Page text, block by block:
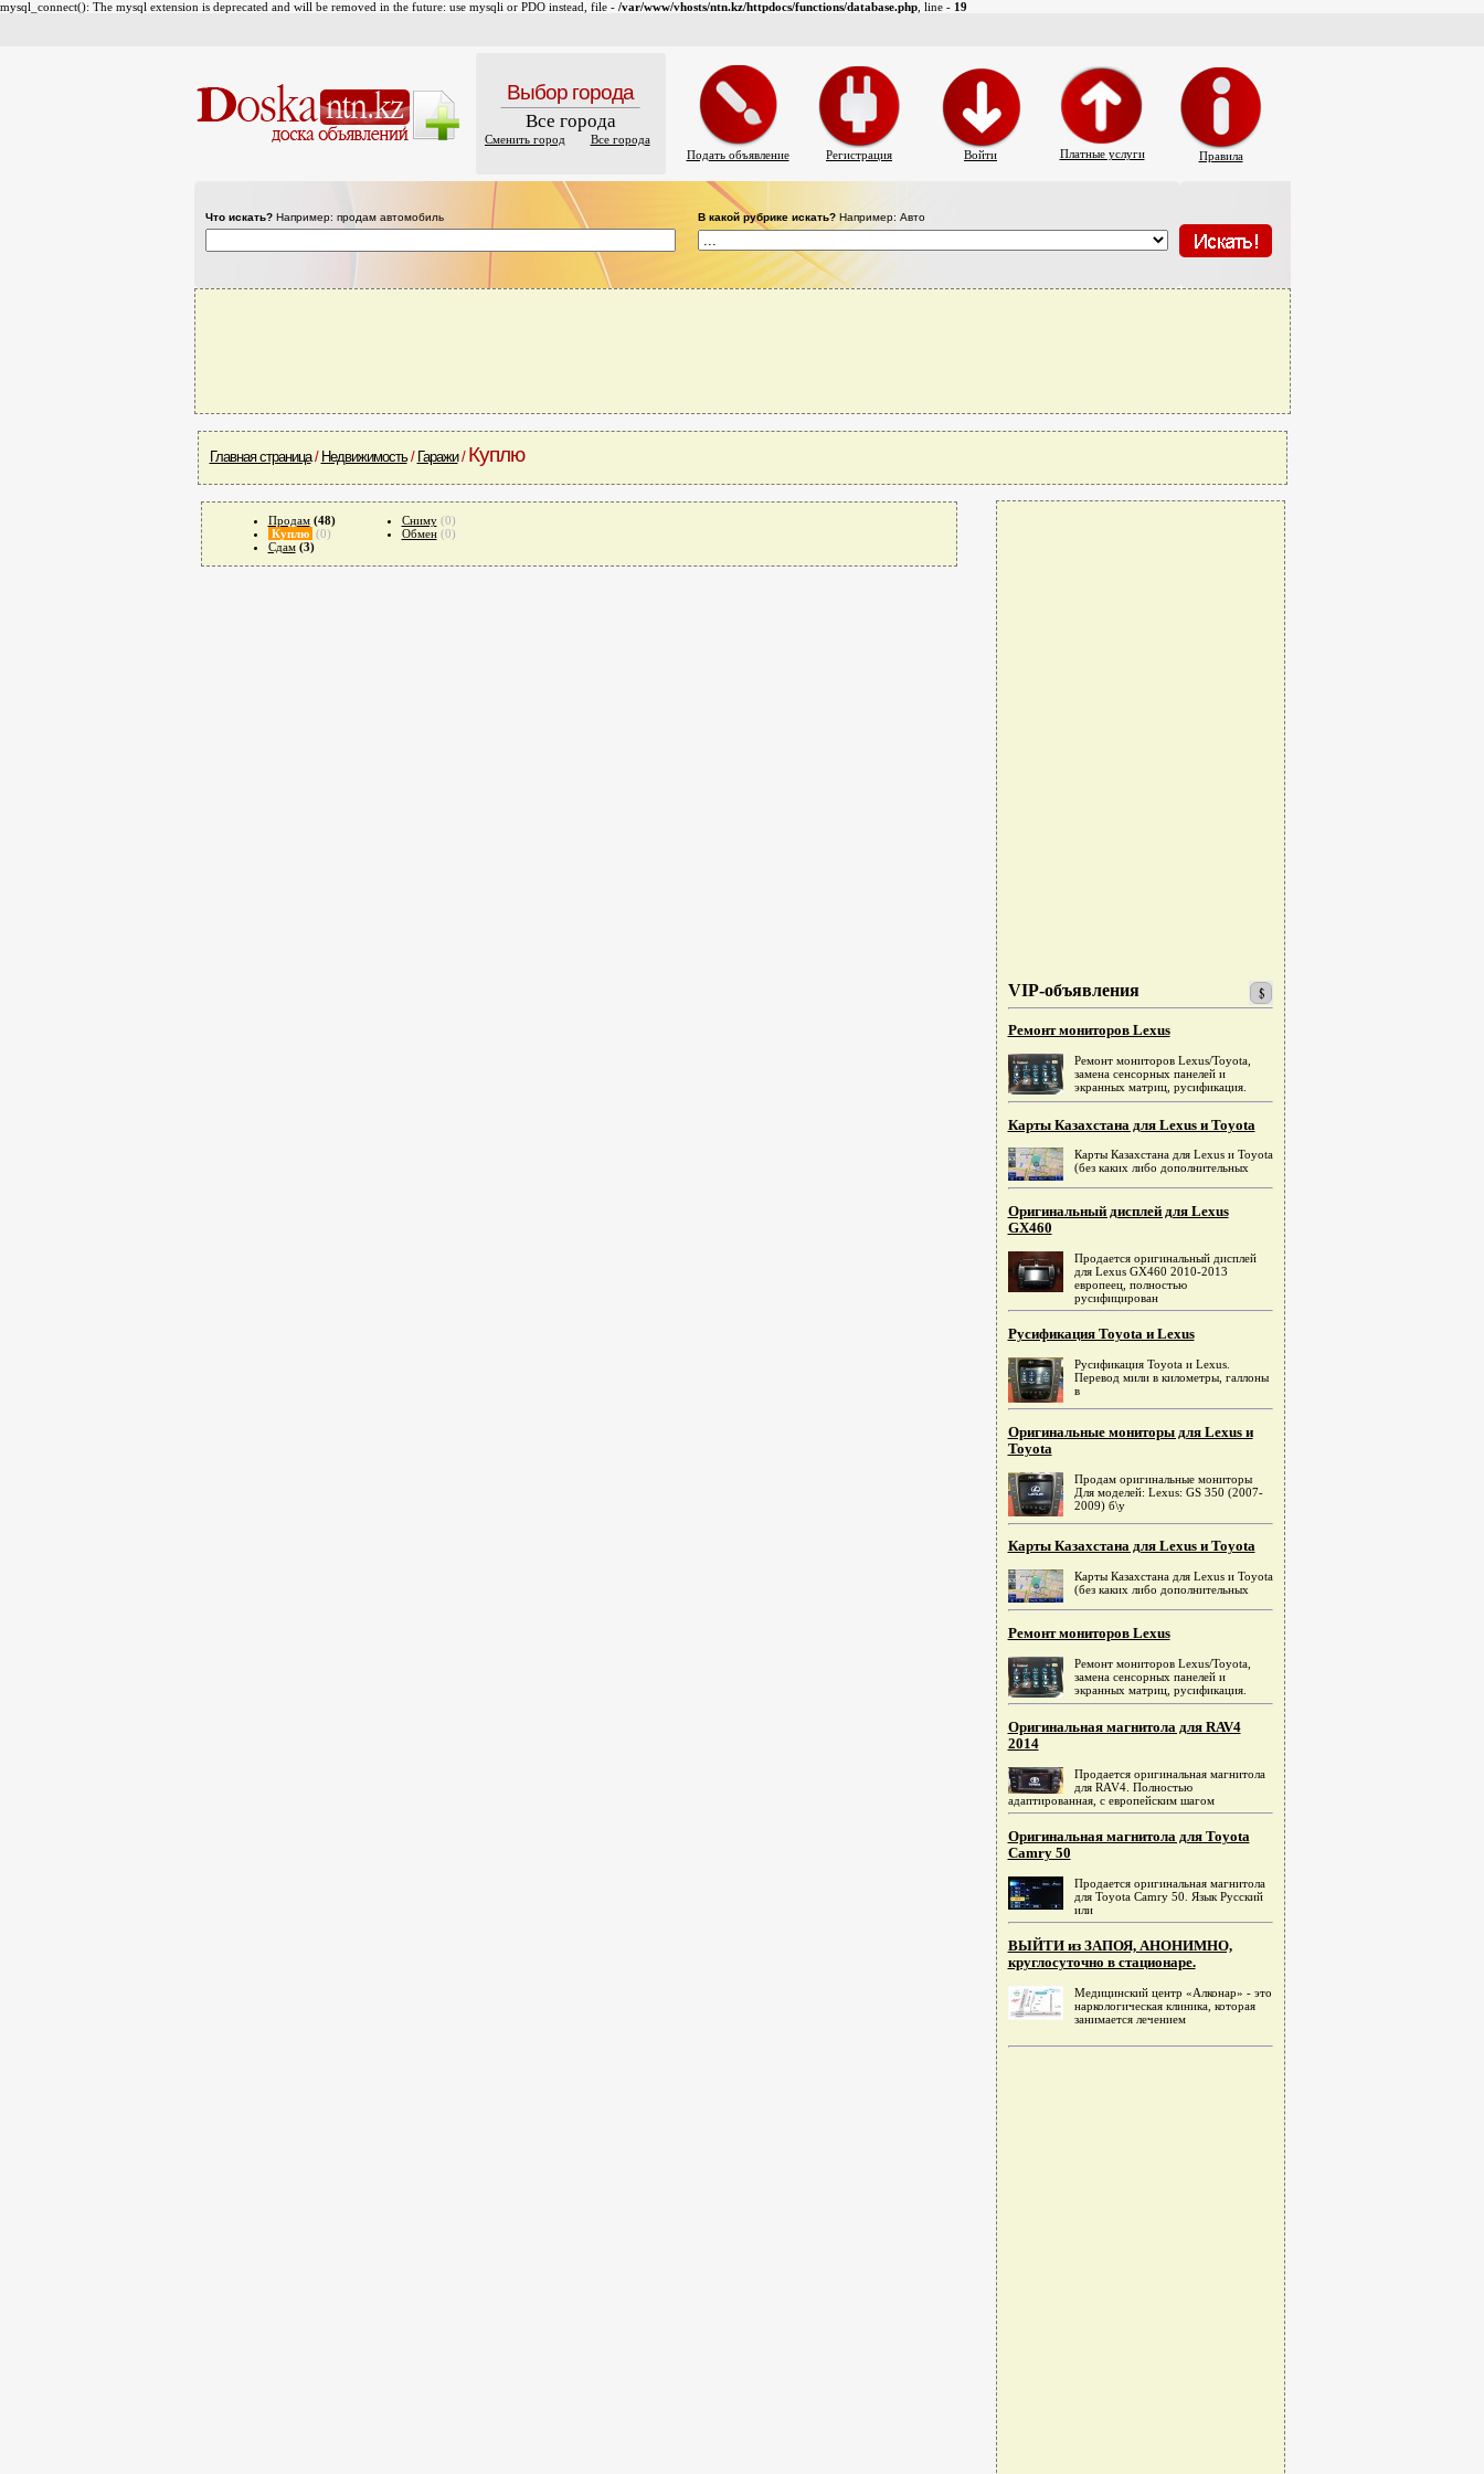
mysql_connect(): The mysql extension is deprecated and will be removed in the future: use mysqli or PDO instead, file - /var/www/vhosts/ntn.kz/httpdocs/functions/database.php , line - 19
Выбор города
Все города
Сменить город
Все города
Подать объявление
Регистрация Войти Платные услуги Правила
Что искать?Например: продам автомобиль В какой рубрике искать?Например: Авто
Главная страница/ Недвижимость/ Гаражи/ Куплю
Продам (48)
Куплю (0)
Сдам (3)
Сниму (0)
Обмен (0)
VIP-объявления
Ремонт мониторов Lexus
Ремонт мониторов Lexus/Toyota,
замена сенсорных панелей и
экранных матриц, русификация.
Карты Казахстана для Lexus и Toyota
Карты Казахстана для Lexus и Toyota
(без каких либо дополнительных
Оригинальный дисплей для Lexus
GX460
Продается оригинальный дисплей
для Lexus GX460 2010-2013
европеец, полностью
русифицирован
Русификация Toyota и Lexus
Русификация Toyota и Lexus.
Перевод мили в километры, галлоны
в
Оригинальные мониторы для Lexus и
Toyota
Продам оригинальные мониторы
Для моделей: Lexus: GS 350 (2007-
2009) б\у
Карты Казахстана для Lexus и Toyota
Карты Казахстана для Lexus и Toyota
(без каких либо дополнительных
Ремонт мониторов Lexus
Ремонт мониторов Lexus/Toyota,
замена сенсорных панелей и
экранных матриц, русификация.
Оригинальная магнитола для RAV4
2014
Продается оригинальная магнитола
для RAV4. Полностью
адаптированная, c европейским шагом
Оригинальная магнитола для Toyota
Camry 50
Продается оригинальная магнитола
для Toyota Camry 50. Язык Русский
или
ВЫЙТИ из ЗАПОЯ, АНОНИМНО,
круглосуточно в стационаре.
Медицинский центр «Алконар» - это
наркологическая клиника, которая
занимается лечением